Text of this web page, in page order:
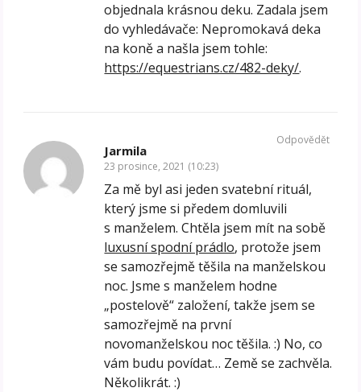
objednala krásnou deku. Zadala jsem
do vyhledávače: Nepromokavá deka
na koně a našla jsem tohle:
https://equestrians.cz/482-deky/.
Jarmila
23 prosince, 2021 (10:23)
Za mě byl asi jeden svatební rituál,
který jsme si předem domluvili
s manželem. Chtěla jsem mít na sobě
luxusní spodní prádlo, protože jsem
se samozřejmě těšila na manželskou
noc. Jsme s manželem hodne
„postelově“ založení, takže jsem se
samozřejmě na první
novomanželskou noc těšila. :) No, co
vám budu povídat… Země se zachvěla.
Několikrát. :)
Odpovědět